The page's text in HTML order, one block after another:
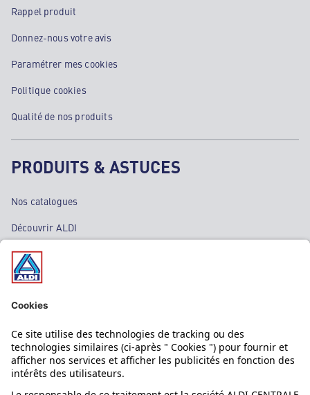
Rappel produit
Donnez-nous votre avis
Paramétrer mes cookies
Politique cookies
Qualité de nos produits
PRODUITS & ASTUCES
Nos catalogues
Découvrir ALDI
Nos bons plans
Nos rayons
Nos marques
Nos astuces
Évènements